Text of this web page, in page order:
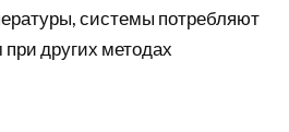
системы потребляют
других методах